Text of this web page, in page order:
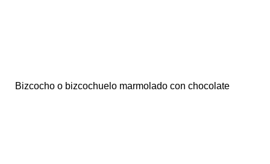
Bizcocho o bizcochuelo marmolado con chocolate